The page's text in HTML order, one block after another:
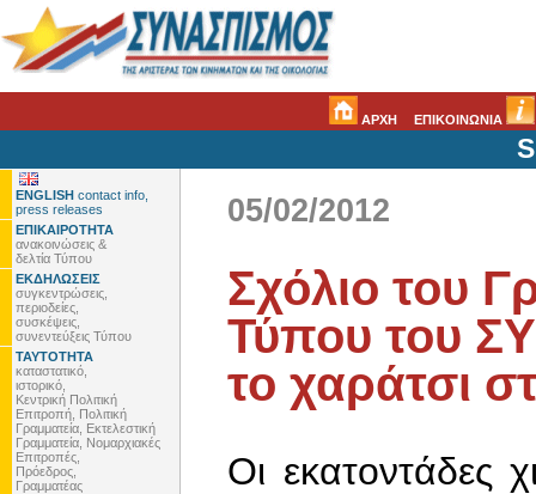
ΑΡΧΗ ΕΠΙΚΟΙΝΩΝΙΑ
ENGLISH contact info,
press releases
ΕΠΙΚΑΙΡΟΤΗΤΑ
ανακοινώσεις &
δελτία Τύπου
ΕΚΔΗΛΩΣΕΙΣ
συγκεντρώσεις,
περιοδείες,
συσκέψεις,
συνεντεύξεις Τύπου
ΤΑΥΤΟΤΗΤΑ
καταστατικό,
ιστορικό,
Κεντρική Πολιτική
Επιτροπή, Πολιτική
Γραμματεία, Εκτελεστική
Γραμματεία, Νομαρχιακές
Επιτροπές,
Πρόεδρος,
Γραμματέας
05/02/2012
Σχόλιο του
Τύπου του
το χαράτσι
Οι εκατοντάδες